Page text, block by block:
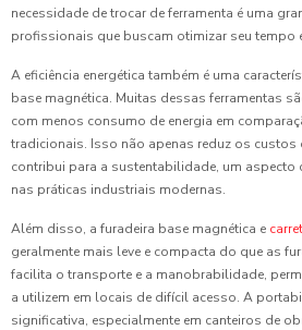
necessidade de trocar de ferramenta é uma
profissionais que buscam otimizar seu tempo
A eficiência energética também é uma
base magnética. Muitas dessas ferramentas
com menos consumo de energia em
tradicionais. Isso não apenas reduz os custos
contribui para a sustentabilidade, um aspecto
nas práticas industriais modernas.
Além disso, a furadeira base magnética e
geralmente mais leve e compacta do que as
facilita o transporte e a manobrabilidade,
a utilizem em locais de difícil acesso. A
significativa, especialmente em canteiros de